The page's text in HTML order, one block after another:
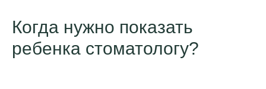
Когда нужно показать
ребенка стоматологу?